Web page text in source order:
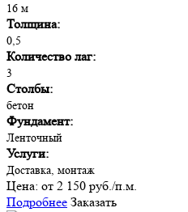
16 м
Толщина:
0,5
Количество лаг:
3
Столбы:
бетон
Фундамент:
Ленточный
Услуги:
Доставка, монтаж
Цена: от 2 150 руб./п.м.
Подробнее Заказать